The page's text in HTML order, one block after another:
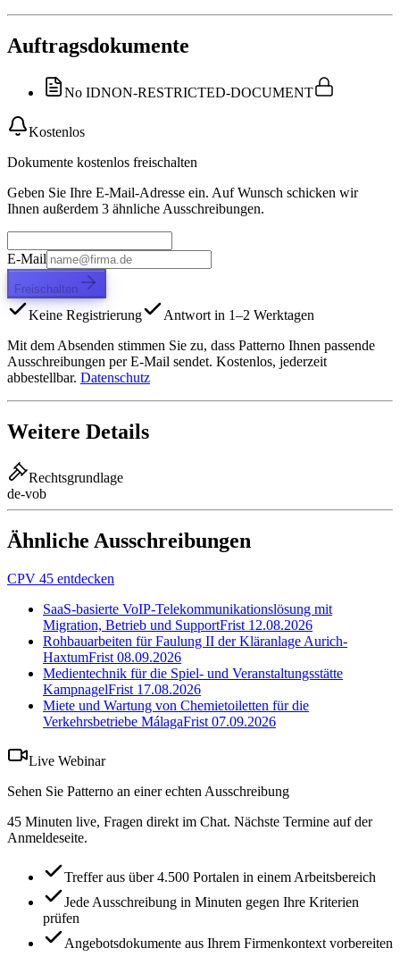
Auftragsdokumente
No IDNON-RESTRICTED-DOCUMENT
Kostenlos
Dokumente kostenlos freischalten
Geben Sie Ihre E-Mail-Adresse ein. Auf Wunsch schicken wir
Ihnen außerdem 3 ähnliche Ausschreibungen.
E-Mail
Freischalten
Keine Registrierung
Antwort in 1–2 Werktagen
Mit dem Absenden stimmen Sie zu, dass Patterno Ihnen passende
Ausschreibungen per E-Mail sendet. Kostenlos, jederzeit
abbestellbar. Datenschutz
Weitere Details
Rechtsgrundlage
de-vob
Ähnliche Ausschreibungen
CPV 45 entdecken
SaaS-basierte VoIP-Telekommunikationslösung mit
Migration, Betrieb und SupportFrist 12.08.2026
Rohbauarbeiten für Faulung II der Kläranlage Aurich-
HaxtumFrist 08.09.2026
Medientechnik für die Spiel- und Veranstaltungsstätte
KampnagelFrist 17.08.2026
Miete und Wartung von Chemietoiletten für die
Verkehrsbetriebe MálagaFrist 07.09.2026
Live Webinar
Sehen Sie Patterno an einer echten Ausschreibung
45 Minuten live, Fragen direkt im Chat. Nächste Termine auf der
Anmeldeseite.
Treffer aus über 4.500 Portalen in einem Arbeitsbereich
Jede Ausschreibung in Minuten gegen Ihre Kriterien
prüfen
Angebotsdokumente aus Ihrem Firmenkontext vorbereiten